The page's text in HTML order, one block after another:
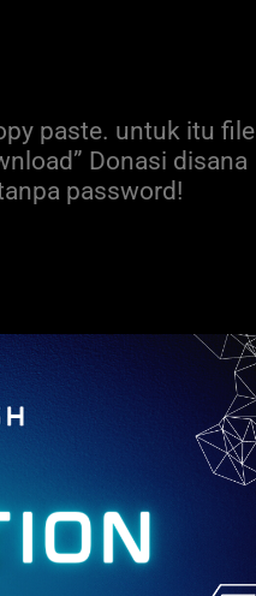
paste. untuk itu file
Donasi disana
password!